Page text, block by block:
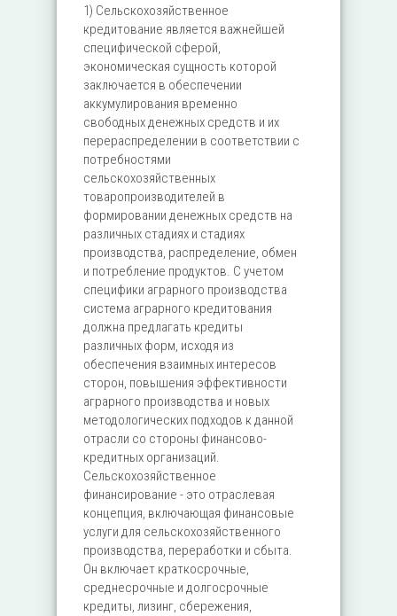
1) Сельскохозяйственное
кредитование является важнейшей
специфической сферой,
экономическая сущность которой
заключается в обеспечении
аккумулирования временно
свободных денежных средств и их
перераспределении в соответствии с
потребностями
сельскохозяйственных
товаропроизводителей в
формировании денежных средств на
различных стадиях и стадиях
производства, распределение, обмен
и потребление продуктов. С учетом
специфики аграрного производства
система аграрного кредитования
должна предлагать кредиты
различных форм, исходя из
обеспечения взаимных интересов
сторон, повышения эффективности
аграрного производства и новых
методологических подходов к данной
отрасли со стороны финансово-
кредитных организаций.
Сельскохозяйственное
финансирование - это отраслевая
концепция, включающая финансовые
услуги для сельскохозяйственного
производства, переработки и сбыта.
Он включает краткосрочные,
среднесрочные и долгосрочные
кредиты, лизинг, сбережения,